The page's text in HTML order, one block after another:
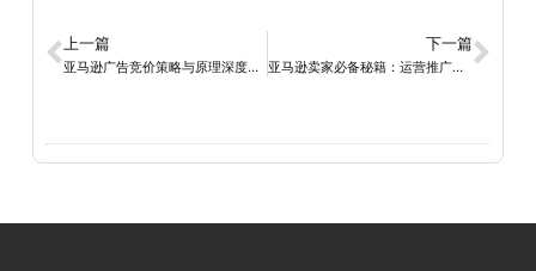
上一篇
亚马逊广告竞价策略与原理深度解析：卖家成功秘诀
下一篇
亚马逊卖家必备秘籍：运营推广技巧大揭秘！